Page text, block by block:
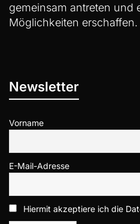
gemeinsam antreten und
Möglichkeiten erschaffen.
Newsletter
Vorname
E-Mail-Adresse
Hiermit akzeptiere ich die